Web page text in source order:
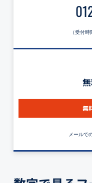
（受付
無
メールで